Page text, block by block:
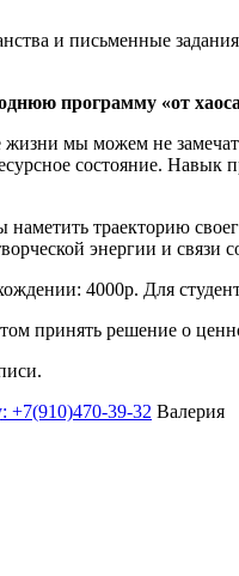
программу «от
мы можем не
состояние. Навык
наметить траекторию
энергии и связи
4000р. Для
принять решение о
+7(910)470-39-32 Валерия